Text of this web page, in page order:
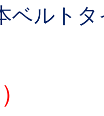
ルトタ